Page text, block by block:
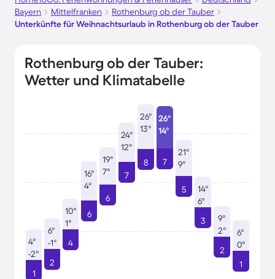
Bayern
Mittelfranken
Rothenburg ob der Tauber
Unterkünfte für Weihnachtsurlaub in Rothenburg ob der Tauber
Rothenburg ob der Tauber:
Wetter und Klimatabelle
4°
-2°
1
6°
-1°
2
10°
1°
4
16°
4°
6
19°
7°
6
24°
12°
7
26°
13°
8
26°
14°
7
21°
9°
5
14°
6°
3
9°
2°
2
6°
0°
1